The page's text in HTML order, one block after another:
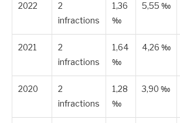
2022
2
infractions
1,36
‰
5,55 ‰
2021
2
infractions
1,64
‰
4,26 ‰
2020
2
infractions
1,28
‰
3,90 ‰